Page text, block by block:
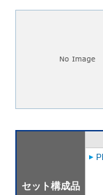
セット構成品